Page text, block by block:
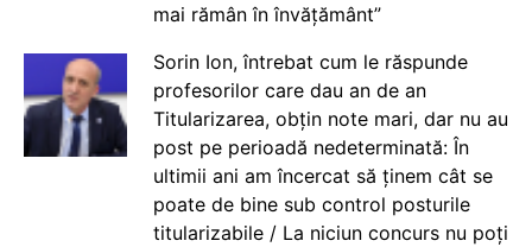
mai rămân în învățământ”
Sorin Ion, întrebat cum le răspunde
profesorilor care dau an de an
Titularizarea, obțin note mari, dar nu au
post pe perioadă nedeterminată: În
ultimii ani am încercat să ținem cât se
poate de bine sub control posturile
titularizabile / La niciun concurs nu poți